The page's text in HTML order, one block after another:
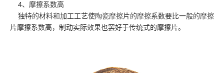
4、摩擦系数高
独特的材料和加工工艺使陶瓷摩擦片的摩擦系数要比一般的摩擦
片摩擦系数高，制动实际效果也罢好于传统式的摩擦片。